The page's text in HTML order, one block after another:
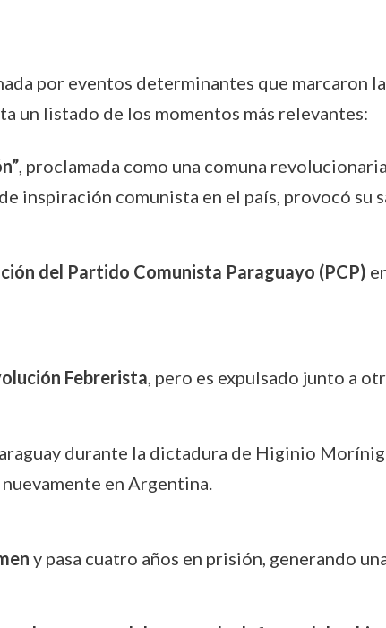
por eventos determinantes que marcaron
un listado de los momentos más relevantes:
, proclamada como una comuna
inspiración comunista en el país, provocó su
del Partido Comunista Paraguayo (PCP)
Febrerista, pero es expulsado junto a
durante la dictadura de Higinio
en Argentina.
y pasa cuatro años en prisión, generando